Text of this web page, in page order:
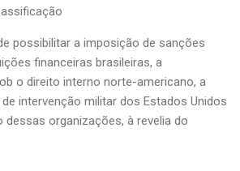
possibilitar a imposição de sanções
financeiras brasileiras, a
o direito interno norte-americano, a
intervenção militar dos Estados Unidos
dessas organizações, à revelia do